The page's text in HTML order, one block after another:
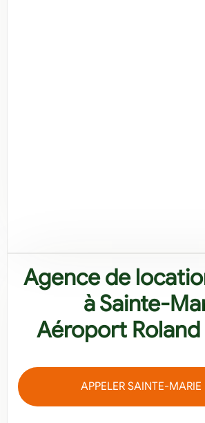
Agence de
à Sainte-
Aéroport
APPELER SAINTE-MARIE